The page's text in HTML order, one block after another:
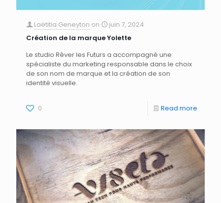
Laëtitia Geneyton on
juin 7, 2024
Création de la marque Yolette
Le studio Rêver les Futurs a accompagné une
spécialiste du marketing responsable dans le choix
de son nom de marque et la création de son
identité visuelle.
0 Read more